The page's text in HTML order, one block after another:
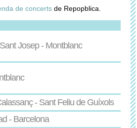
de concertsde Repopblica.
Josep - Montblanc
- Sant Feliu de Guíxols
- Barcelona